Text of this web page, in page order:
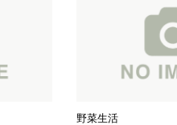
野菜生活